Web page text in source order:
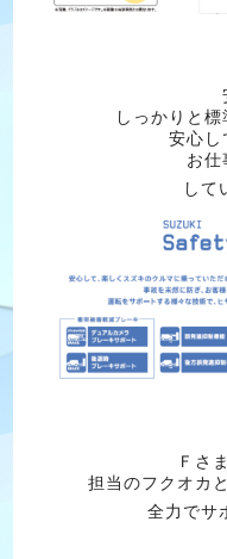
しっかりと
安心し
お仕
して
Ｆさ
担当のフクオカ
全力でサ